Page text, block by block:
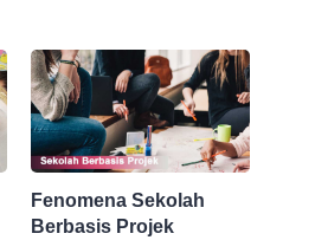
Fenomena Sekolah
Berbasis Projek